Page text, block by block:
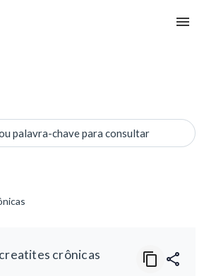
palavra-chave para consultar
crônicas